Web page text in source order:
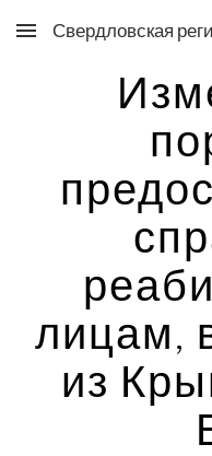
Skip to main content
лицам,
из